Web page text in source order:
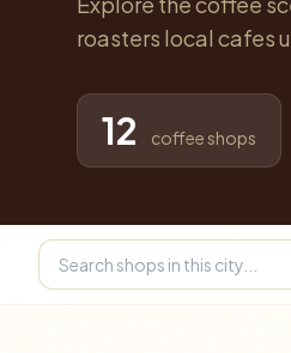
roasters local cafes
12 coffee shops